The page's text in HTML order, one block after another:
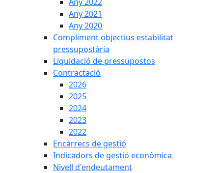
Any 2021
Any 2020
Compliment objectius estabilitat
pressupostària
Liquidació de pressupostos
Contractació
2026
2025
2024
2023
2022
Encàrrecs de gestió
Indicadors de gestió econòmica
Nivell d'endeutament